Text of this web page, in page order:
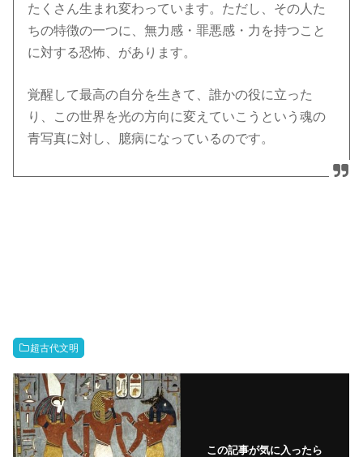
たくさん生まれ変わっています。ただし、その人た
ちの特徴の一つに、無力感・罪悪感・力を持つこと
に対する恐怖、があります。
覚醒して最高の自分を生きて、誰かの役に立った
り、この世界を光の方向に変えていこうという魂の
青写真に対し、臆病になっているのです。
超古代文明
この記事が気に入ったら